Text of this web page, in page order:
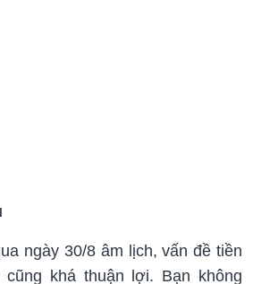
ngày 30/8 âm lịch, vấn đề tiền
khá thuận lợi. Bạn không